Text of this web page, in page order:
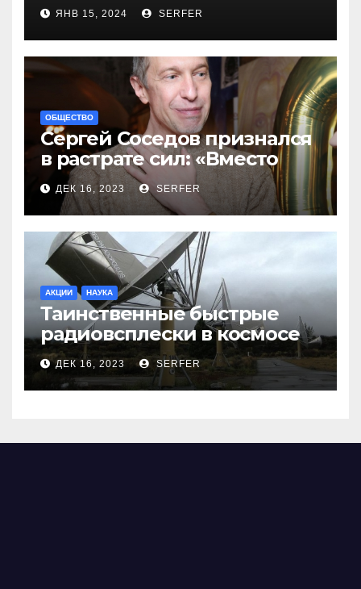
ЯНВ 15, 2024 SERFER
ОБЩЕСТВО
Сергей Соседов признался
в растрате сил: «Вместо
меня взяли Пригожина»
ДЕК 16, 2023 SERFER
АКЦИИ НАУКА
Таинственные быстрые
радиовсплески в космосе
сделались все более
странными
ДЕК 16, 2023 SERFER